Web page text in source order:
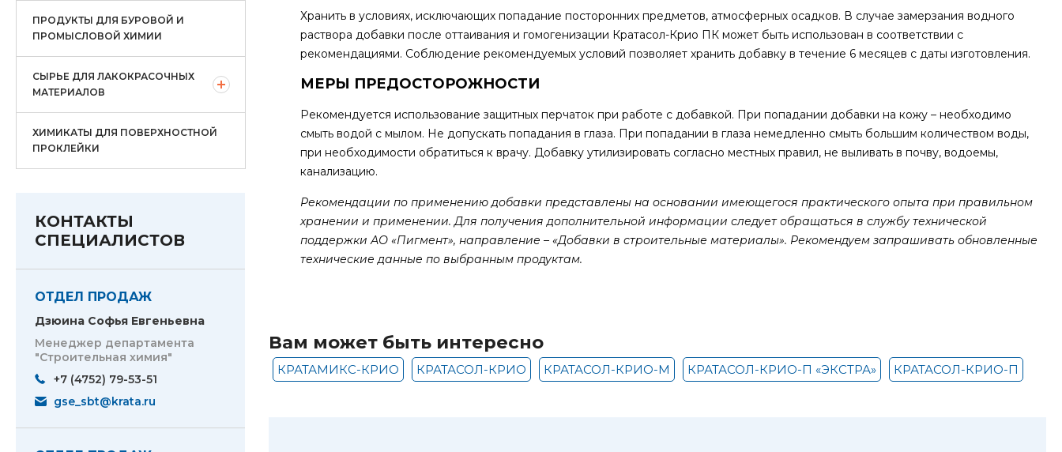
ПРОДУКТЫ ДЛЯ БУРОВОЙ И
ПРОМЫСЛОВОЙ ХИМИИ
СЫРЬЕ ДЛЯ ЛАКОКРАСОЧНЫХ
МАТЕРИАЛОВ
ХИМИКАТЫ ДЛЯ ПОВЕРХНОСТНОЙ
ПРОКЛЕЙКИ
КОНТАКТЫ
СПЕЦИАЛИСТОВ
ОТДЕЛ ПРОДАЖ
Дзюина Софья Евгеньевна
Менеджер департамента
"Строительная химия"
+7 (4752) 79-53-51
gse_sbt@krata.ru
Хранить в условиях, исключающих попадание посторонних предметов, атмосферных осадков. В случае замерзания водного
раствора добавки после оттаивания и гомогенизации Кратасол-Крио ПК может быть использован в соответствии с
рекомендациями. Соблюдение рекомендуемых условий позволяет хранить добавку в течение 6 месяцев с даты изготовления.
МЕРЫ ПРЕДОСТОРОЖНОСТИ
Рекомендуется использование защитных перчаток при работе с добавкой. При попадании добавки на кожу – необходимо
смыть водой с мылом. Не допускать попадания в глаза. При попадании в глаза немедленно смыть большим количеством воды,
при необходимости обратиться к врачу. Добавку утилизировать согласно местных правил, не выливать в почву, водоемы,
канализацию.
Рекомендации по применению добавки представлены на основании имеющегося практического опыта при правильном
хранении и применении. Для получения дополнительной информации следует обращаться в службу технической
поддержки АО «Пигмент», направление – «Добавки в строительные материалы». Рекомендуем запрашивать обновленные
технические данные по выбранным продуктам.
Вам может быть интересно
КРАТАМИКС-КРИО КРАТАСОЛ-КРИО КРАТАСОЛ-КРИО-М КРАТАСОЛ-КРИО-П «ЭКСТРА» КРАТАСОЛ-КРИО-П